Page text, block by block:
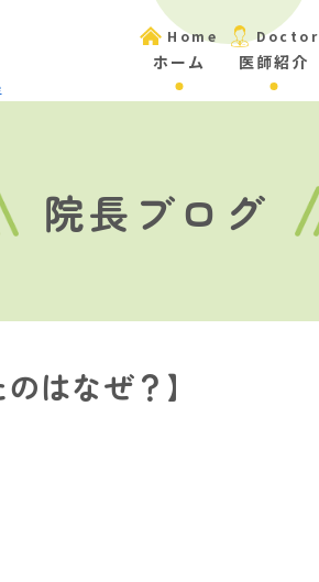
Home
ホーム
Doctor
医師紹介
院長ブログ
はなぜ？】